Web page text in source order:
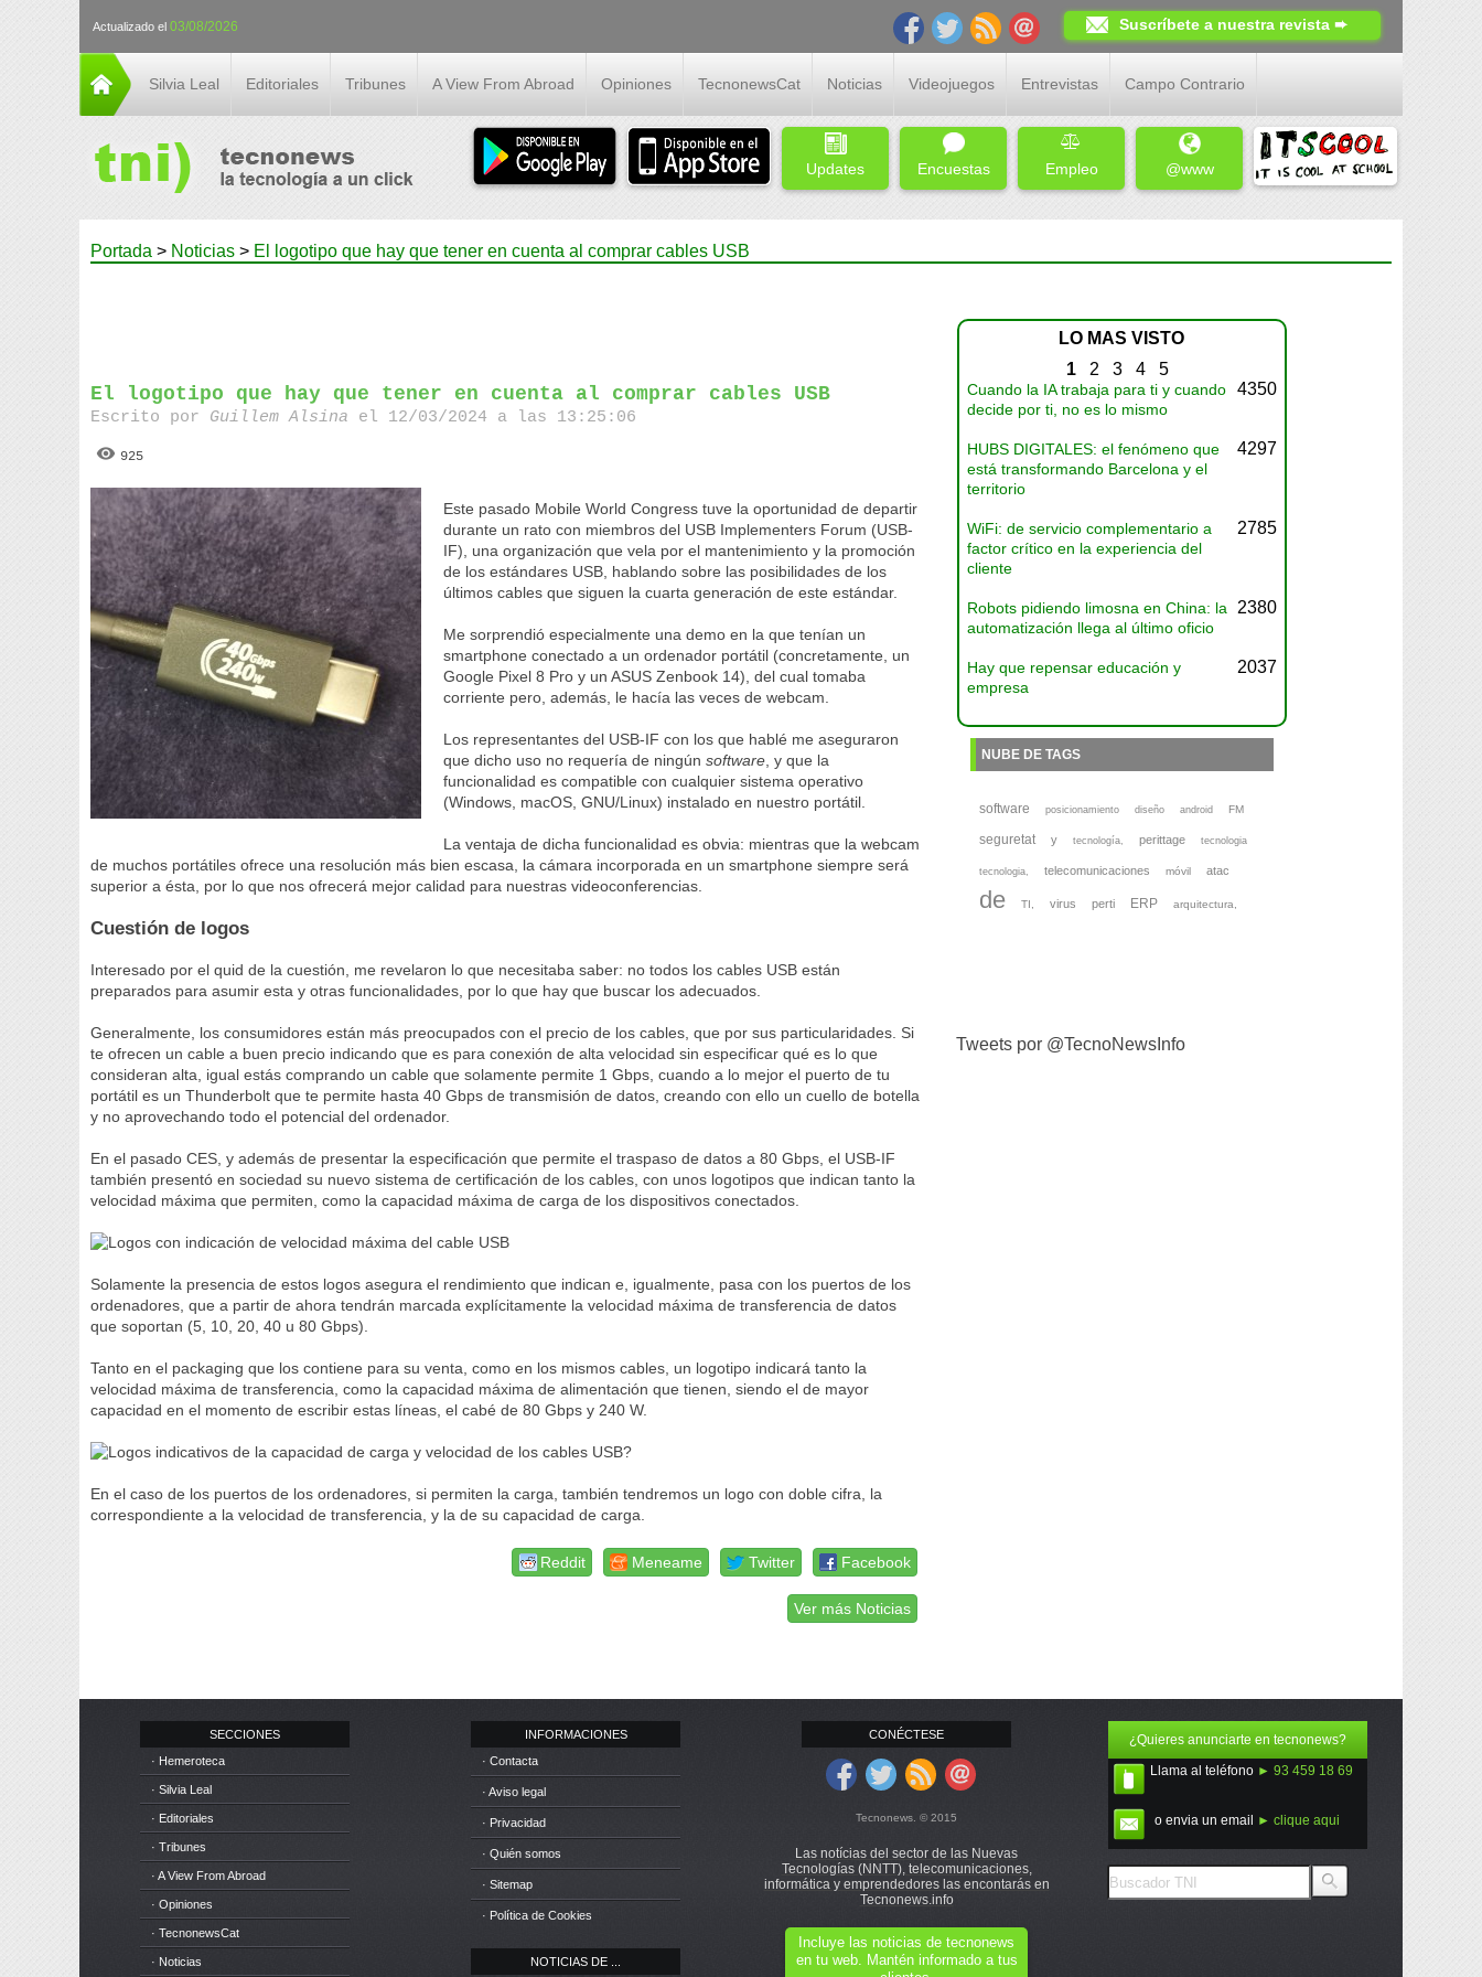
Actualizado el 03/08/2026 Suscríbete a nuestra revista ➨
Silvia Leal Editoriales Tribunes A View From Abroad Opiniones TecnonewsCat Noticias Videojuegos Entrevistas Campo Contrario
Updates Encuestas Empleo @www
Portada > Noticias > El logotipo que hay que tener en cuenta al comprar cables USB
El logotipo que hay que tener en cuenta al comprar cables USB
Escrito por Guillem Alsina el 12/03/2024 a las 13:25:06
925
Este pasado Mobile World Congress tuve la oportunidad de departir
durante un rato con miembros del USB Implementers Forum (USB-
IF), una organización que vela por el mantenimiento y la promoción
de los estándares USB, hablando sobre las posibilidades de los
últimos cables que siguen la cuarta generación de este estándar.
Me sorprendió especialmente una demo en la que tenían un
smartphone conectado a un ordenador portátil (concretamente, un
Google Pixel 8 Pro y un ASUS Zenbook 14), del cual tomaba
corriente pero, además, le hacía las veces de webcam.
Los representantes del USB-IF con los que hablé me aseguraron
que dicho uso no requería de ningúnsoftware , y que la
funcionalidad es compatible con cualquier sistema operativo
(Windows, macOS, GNU/Linux) instalado en nuestro portátil.
La ventaja de dicha funcionalidad es obvia: mientras que la webcam
de muchos portátiles ofrece una resolución más bien escasa, la cámara incorporada en un smartphone siempre será
superior a ésta, por lo que nos ofrecerá mejor calidad para nuestras videoconferencias.
Cuestión de logos
Interesado por el quid de la cuestión, me revelaron lo que necesitaba saber: no todos los cables USB están
preparados para asumir esta y otras funcionalidades, por lo que hay que buscar los adecuados.
Generalmente, los consumidores están más preocupados con el precio de los cables, que por sus particularidades. Si
te ofrecen un cable a buen precio indicando que es para conexión de alta velocidad sin especificar qué es lo que
consideran alta, igual estás comprando un cable que solamente permite 1 Gbps, cuando a lo mejor el puerto de tu
portátil es un Thunderbolt que te permite hasta 40 Gbps de transmisión de datos, creando con ello un cuello de botella
y no aprovechando todo el potencial del ordenador.
En el pasado CES, y además de presentar la especificación que permite el traspaso de datos a 80 Gbps, el USB-IF
también presentó en sociedad su nuevo sistema de certificación de los cables, con unos logotipos que indican tanto la
velocidad máxima que permiten, como la capacidad máxima de carga de los dispositivos conectados.
Solamente la presencia de estos logos asegura el rendimiento que indican e, igualmente, pasa con los puertos de los
ordenadores, que a partir de ahora tendrán marcada explícitamente la velocidad máxima de transferencia de datos
que soportan (5, 10, 20, 40 u 80 Gbps).
Tanto en el packaging que los contiene para su venta, como en los mismos cables, un logotipo indicará tanto la
velocidad máxima de transferencia, como la capacidad máxima de alimentación que tienen, siendo el de mayor
capacidad en el momento de escribir estas líneas, el cabé de 80 Gbps y 240 W.
?
En el caso de los puertos de los ordenadores, si permiten la carga, también tendremos un logo con doble cifra, la
correspondiente a la velocidad de transferencia, y la de su capacidad de carga.
Facebook
Twitter
Meneame
Reddit
Ver más Noticias
LO MAS VISTO
1 2 3 4 5
Cuando la IA trabaja para ti y cuando
decide por ti, no es lo mismo
4350
HUBS DIGITALES: el fenómeno que
está transformando Barcelona y el
territorio
4297
WiFi: de servicio complementario a
factor crítico en la experiencia del
cliente
2785
Robots pidiendo limosna en China: la
automatización llega al último oficio
2380
Hay que repensar educación y
empresa
2037
NUBE DE TAGS
software posicionamiento diseño android FM
seguretat y tecnología, perittage tecnologia
tecnologia, telecomunicaciones móvil atac
de TI, virus perti ERP arquitectura,
Tweets por @TecnoNewsInfo
SECCIONES
· Hemeroteca
· Silvia Leal
· Editoriales
· Tribunes
· A View From Abroad
· Opiniones
· TecnonewsCat
· Noticias
INFORMACIONES
· Contacta
· Aviso legal
· Privacidad
· Quién somos
· Sitemap
· Política de Cookies
NOTICIAS DE ...
CONÉCTESE
Tecnonews. © 2015
Las notícias del sector de las Nuevas
Tecnologías (NNTT), telecomunicaciones,
informática y emprendedores las encontarás en
Tecnonews.info
Incluye las noticias de tecnonews
en tu web. Mantén informado a tus
¿Quieres anunciarte en tecnonews?
Llama al teléfono ► 93 459 18 69
o envia un email ► clique aqui